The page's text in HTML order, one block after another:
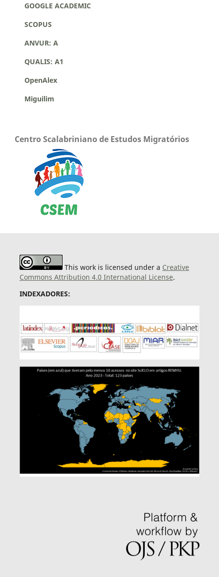
GOOGLE ACADEMIC
SCOPUS
ANVUR: A
QUALIS: A1
OpenAlex
Miguilim
Centro Scalabriniano de Estudos Migratórios
This work is licensed under a Creative
Commons Attribution 4.0 International License.
INDEXADORES: